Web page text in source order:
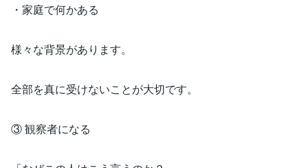
・家庭で何かある
様々な背景があります。
全部を真に受けないことが大切です。
③ 観察者になる